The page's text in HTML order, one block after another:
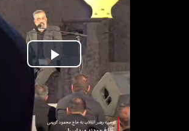
Play
Video